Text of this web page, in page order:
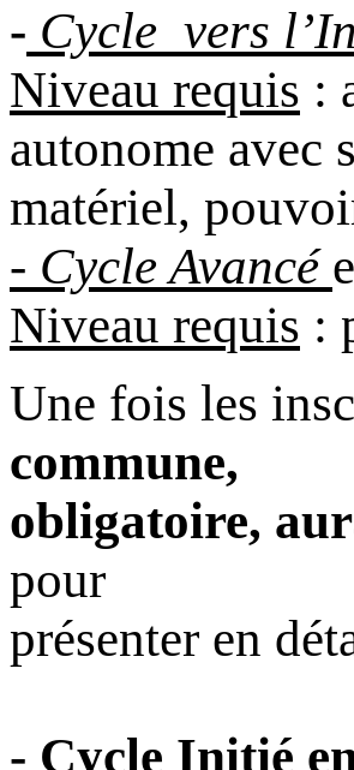
- Cycle vers
Niveau requis :
autonome avec
matériel,
- Cycle Avancé
Niveau requis :
Une fois les
commune,
obligatoire,
pour
présenter en
- Cycle Initié